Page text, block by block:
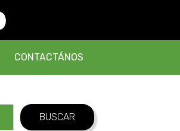
CONTACTÁNOS